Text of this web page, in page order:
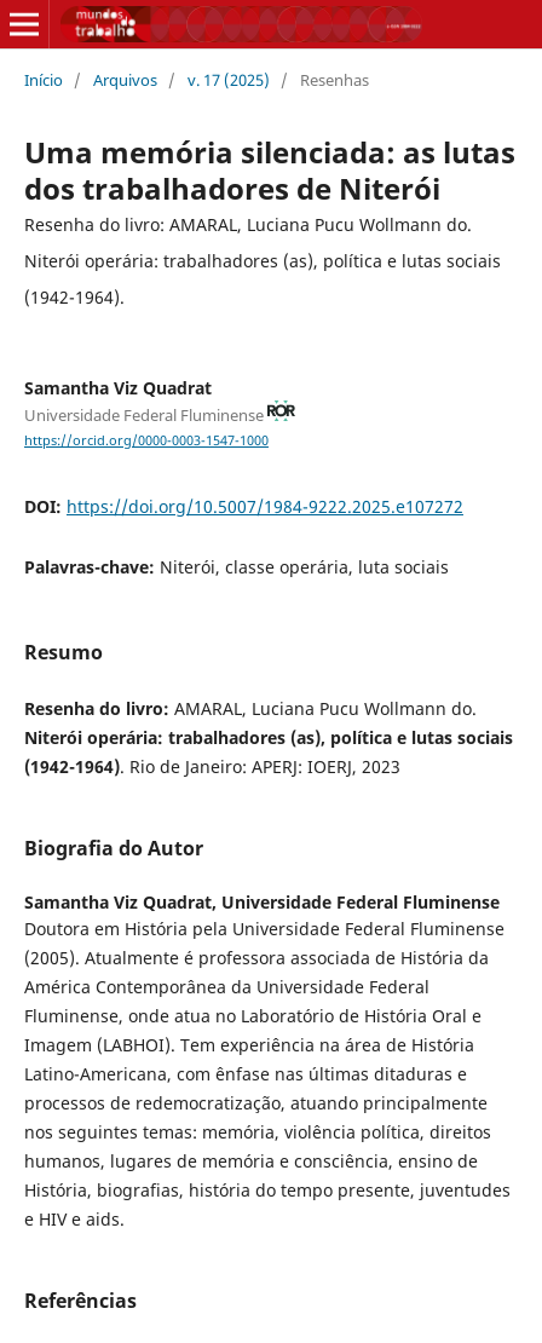
Início / Arquivos / v. 17 (2025) / Resenhas
Uma memória silenciada: as lutas
dos trabalhadores de Niterói
Resenha do livro: AMARAL, Luciana Pucu Wollmann do.
Niterói operária: trabalhadores (as), política e lutas sociais
(1942-1964).
Samantha Viz Quadrat
Universidade Federal Fluminense
https://orcid.org/0000-0003-1547-1000
DOI: https://doi.org/10.5007/1984-9222.2025.e107272
Palavras-chave: Niterói, classe operária, luta sociais
Resumo
Resenha do livro: AMARAL, Luciana Pucu Wollmann do.
Niterói operária: trabalhadores (as), política e lutas sociais
(1942-1964). Rio de Janeiro: APERJ: IOERJ, 2023
Biografia do Autor
Samantha Viz Quadrat, Universidade Federal Fluminense
Doutora em História pela Universidade Federal Fluminense
(2005). Atualmente é professora associada de História da
América Contemporânea da Universidade Federal
Fluminense, onde atua no Laboratório de História Oral e
Imagem (LABHOI). Tem experiência na área de História
Latino-Americana, com ênfase nas últimas ditaduras e
processos de redemocratização, atuando principalmente
nos seguintes temas: memória, violência política, direitos
humanos, lugares de memória e consciência, ensino de
História, biografias, história do tempo presente, juventudes
e HIV e aids.
Referências